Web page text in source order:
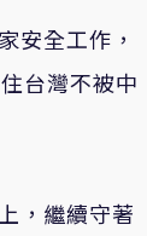
安全工作，
台灣不被中
，繼續守著